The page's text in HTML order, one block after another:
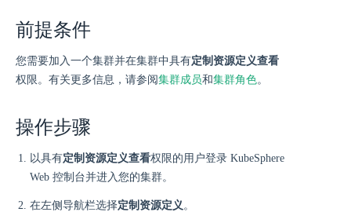
前提条件
您需要加入一个集群并在集群中具有定制资源定义查看
权限。有关更多信息，请参阅集群成员和集群角色。
操作步骤
以具有定制资源定义查看权限的用户登录 KubeSphere
Web 控制台并进入您的集群。
在左侧导航栏选择定制资源定义。